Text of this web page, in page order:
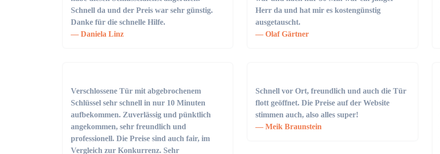
Schnell da und der Preis war sehr günstig.
Danke für die schnelle Hilfe.
Daniela Linz
Herr da und hat mir es kostengünstig
ausgetauscht.
Olaf Gärtner
Verschlossene Tür mit abgebrochenem
Schlüssel sehr schnell in nur 10 Minuten
aufbekommen. Zuverlässig und pünktlich
angekommen, sehr freundlich und
professionell. Die Preise sind auch fair, im
Vergleich zur Konkurrenz. Sehr
Schnell vor Ort, freundlich und auch die Tür
flott geöffnet. Die Preise auf der Website
stimmen auch, also alles super!
Meik Braunstein